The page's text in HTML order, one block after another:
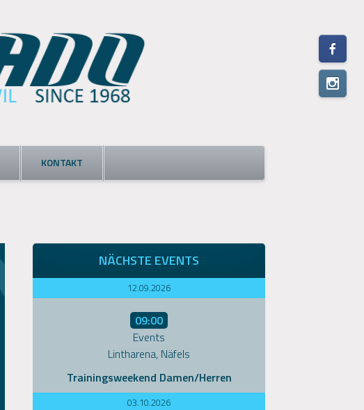
KONTAKT
NÄCHSTE EVENTS
12.09.2026
09:00
Events
Lintharena, Näfels
Trainingsweekend Damen/Herren
03.10.2026